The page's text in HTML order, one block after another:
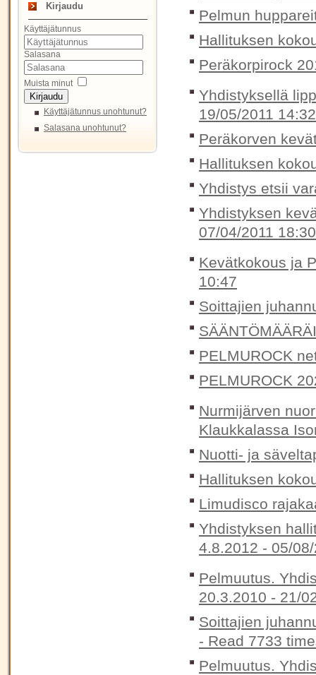
Kirjaudu
Käyttäjätunnus
Salasana
Muista minut
Kirjaudu
Käyttäjätunnus unohtunut?
Salasana unohtunut?
Pelmun
Hallituksen
Peräkorpirock
Yhdistyksellä
19/05/2011 14:32
Peräkorven
Hallituksen
Yhdistys etsii
Yhdistyksen
07/04/2011 18:30
Kevätkokous ja
10:47
Soittajien
PELMUROCK
PELMUROCK
Nurmijärven
Klaukkalassa
Nuotti- ja
Hallituksen
Limudisco
Yhdistyksen
4.8.2012 - 05/
Pelmuutus.
20.3.2010 - 21/
Soittajien
- Read 7733
Pelmuutus.